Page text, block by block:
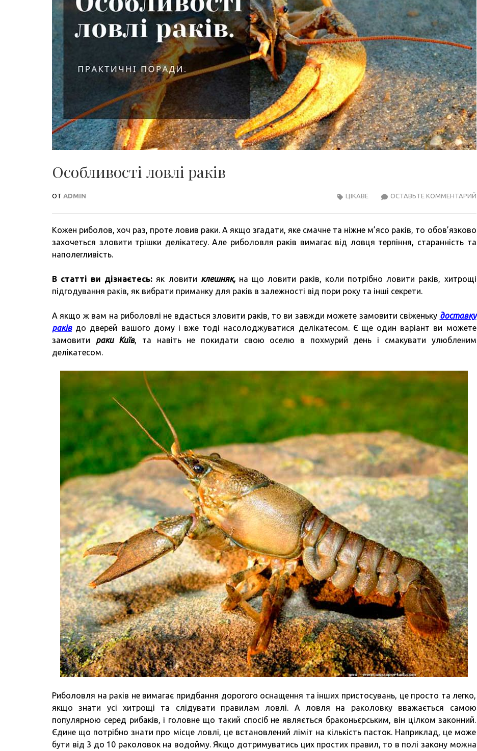
Особливості ловлі раків
ОТ ADMIN ОСТАВЬТЕ КОММЕНТАРИЙ
ЦІКАВЕ
Кожен риболов, хоч раз, проте ловив раки. А якщо згадати, яке смачне та ніжне м’ясо раків, то обов’язково
захочеться зловити трішки делікатесу. Але риболовля раків вимагає від ловця терпіння, старанність та
наполегливість.
В статті ви дізнаєтесь: як ловити клешняк,на що ловити раків, коли потрібно ловити раків, хитрощі
підгодування раків, як вибрати приманку для раків в залежності від пори року та інші секрети.
А якщо ж вам на риболовлі не вдасться зловити раків, то ви завжди можете замовити свіженьку доставку
раківдо дверей вашого дому і вже тоді насолоджуватися делікатесом. Є ще один варіант ви можете
замовити раки Київ, та навіть не покидати свою оселю в похмурий день і смакувати улюбленим
делікатесом.
Риболовля на раків не вимагає придбання дорогого оснащення та інших пристосувань, це просто та легко,
якщо знати усі хитрощі та слідувати правилам ловлі. А ловля на раколовку вважається самою
популярною серед рибаків, і головне що такий спосіб не являється браконьєрським, він цілком законний.
Єдине що потрібно знати про місце ловлі, це встановлений ліміт на кількість пасток. Наприклад, це може
бути від 3 до 10 раколовок на водойму. Якщо дотримуватись цих простих правил, то в полі закону можна